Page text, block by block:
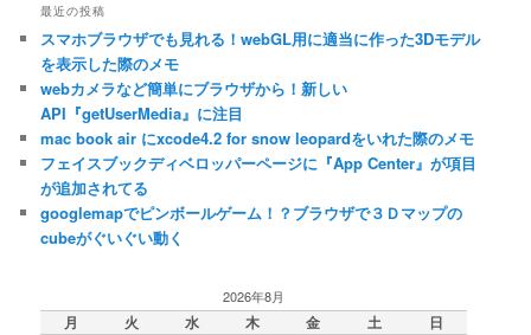
リ
ー
最近の投稿
スマホブラウザでも見れる！webGL用に適当に作った3Dモデル
を表示した際のメモ
webカメラなど簡単にブラウザから！新しい
API『getUserMedia』に注目
mac book air にxcode4.2 for snow leopardをいれた際のメモ
フェイスブックディベロッパーページに『App Center』が項目
が追加されてる
googlemapでピンボールゲーム！？ブラウザで３Ｄマップの
cubeがぐいぐい動く
2026年8月
月 火 水 木 金 土 日